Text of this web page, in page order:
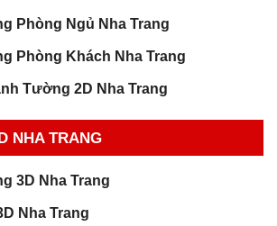
Phòng Ngủ Nha Trang
Phòng Khách Nha Trang
Tường 2D Nha Trang
NHA TRANG
3D Nha Trang
Nha Trang